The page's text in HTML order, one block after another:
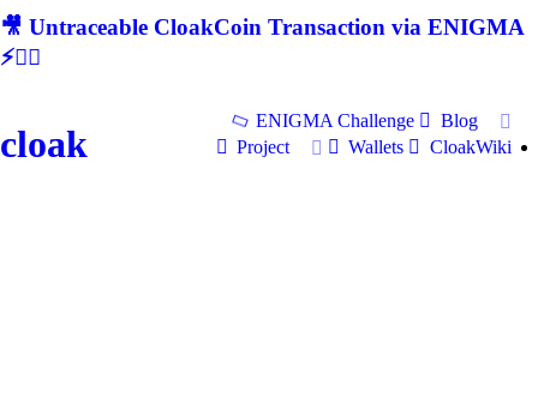
🎥 Untraceable CloakCoin Transaction via ENIGMA
⚡🕵‍♂
cloak
ENIGMA Challenge
Blog
Project
Wallets CloakWiki